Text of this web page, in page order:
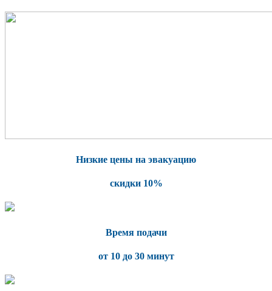
Низкие цены на эвакуацию
скидки 10%
Время подачи
от 10 до 30 минут